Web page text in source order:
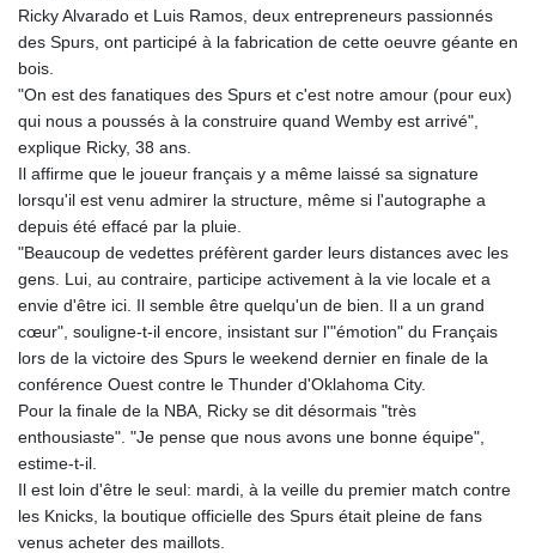
KHR 4671.521595
KMF 492.911771
KWD 0.356651
KYD 0.960607
LAK 26056.345982
LBP
LKR 386.741231
LRD 208.05232
LSL 18.909879
LTL 3.408529
LVL 0.698261
LYD 7.33646
MAD 10.743027
MDL 20.027208
MKD 61.454794
MMK 2423.516623
Ricky Alvarado et Luis Ramos, deux entrepreneurs passionnés
des Spurs, ont participé à la fabrication de cette oeuvre géante en
bois.
"On est des fanatiques des Spurs et c'est notre amour (pour eux)
qui nous a poussés à la construire quand Wemby est arrivé",
explique Ricky, 38 ans.
Il affirme que le joueur français y a même laissé sa signature
lorsqu'il est venu admirer la structure, même si l'autographe a
depuis été effacé par la pluie.
"Beaucoup de vedettes préfèrent garder leurs distances avec les
gens. Lui, au contraire, participe activement à la vie locale et a
envie d'être ici. Il semble être quelqu'un de bien. Il a un grand
cœur", souligne-t-il encore, insistant sur l'"émotion" du Français
lors de la victoire des Spurs le weekend dernier en finale de la
conférence Ouest contre le Thunder d'Oklahoma City.
Pour la finale de la NBA, Ricky se dit désormais "très
enthousiaste". "Je pense que nous avons une bonne équipe",
estime-t-il.
Il est loin d'être le seul: mardi, à la veille du premier match contre
les Knicks, la boutique officielle des Spurs était pleine de fans
venus acheter des maillots.